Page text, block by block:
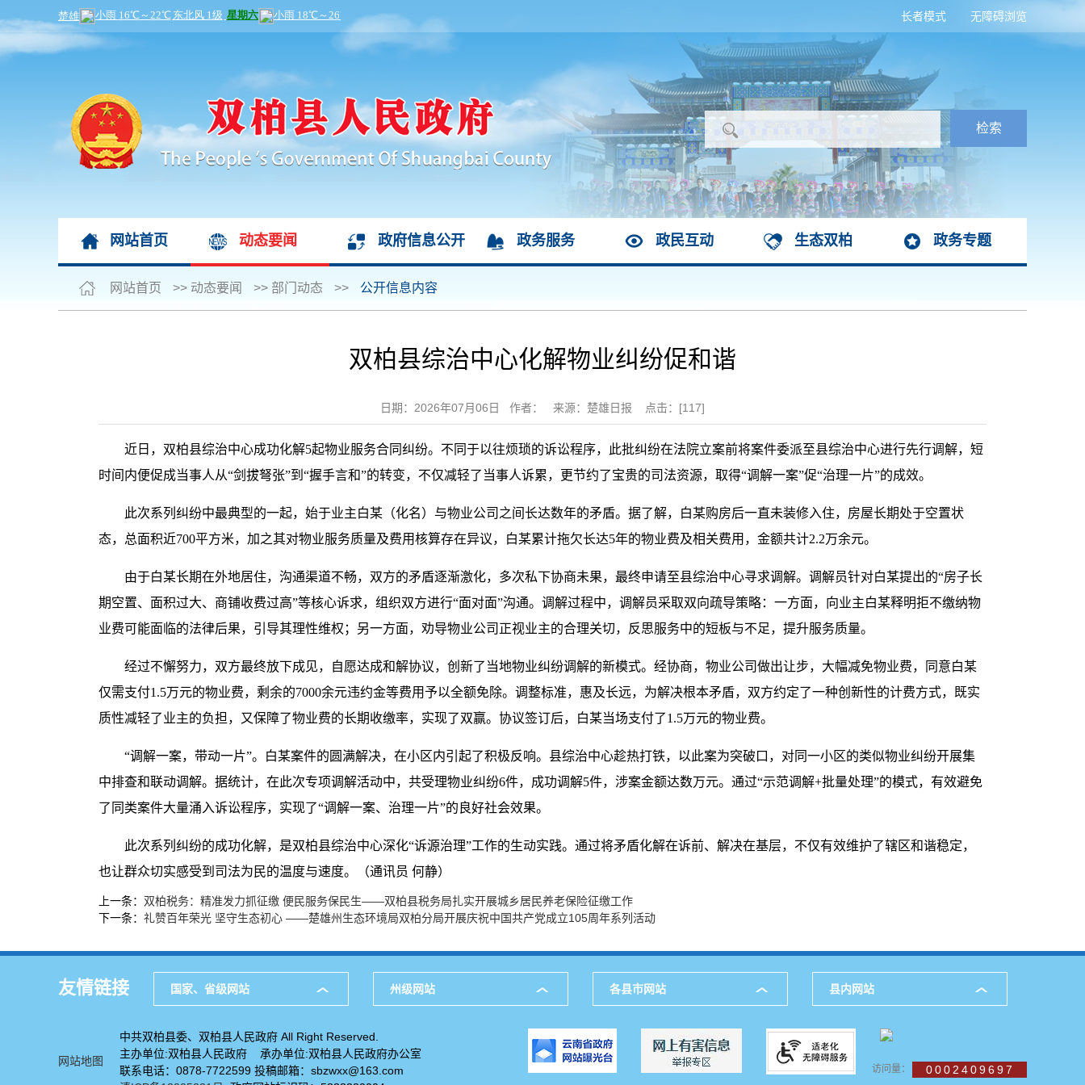
无障碍浏览
长者模式
网站首页 动态要闻 政府信息公开 政务服务 政民互动 生态双柏 政务专题
网站首页 >> 动态要闻 >> 部门动态 >> 公开信息内容
双柏县综治中心化解物业纠纷促和谐
日期：2026年07月06日 作者： 来源：楚雄日报 点击：[117]
近日，双柏县综治中心成功化解5起物业服务合同纠纷。不同于以往烦琐的诉讼程序，此批纠纷在法院立案前将案件委派至县综治中心进行先行调解，短
时间内便促成当事人从“剑拔弩张”到“握手言和”的转变，不仅减轻了当事人诉累，更节约了宝贵的司法资源，取得“调解一案”促“治理一片”的成效。
此次系列纠纷中最典型的一起，始于业主白某（化名）与物业公司之间长达数年的矛盾。据了解，白某购房后一直未装修入住，房屋长期处于空置状
态，总面积近700平方米，加之其对物业服务质量及费用核算存在异议，白某累计拖欠长达5年的物业费及相关费用，金额共计2.2万余元。
由于白某长期在外地居住，沟通渠道不畅，双方的矛盾逐渐激化，多次私下协商未果，最终申请至县综治中心寻求调解。调解员针对白某提出的“房子长
期空置、面积过大、商铺收费过高”等核心诉求，组织双方进行“面对面”沟通。调解过程中，调解员采取双向疏导策略：一方面，向业主白某释明拒不缴纳物
业费可能面临的法律后果，引导其理性维权；另一方面，劝导物业公司正视业主的合理关切，反思服务中的短板与不足，提升服务质量。
经过不懈努力，双方最终放下成见，自愿达成和解协议，创新了当地物业纠纷调解的新模式。经协商，物业公司做出让步，大幅减免物业费，同意白某
仅需支付1.5万元的物业费，剩余的7000余元违约金等费用予以全额免除。调整标准，惠及长远，为解决根本矛盾，双方约定了一种创新性的计费方式，既实
质性减轻了业主的负担，又保障了物业费的长期收缴率，实现了双赢。协议签订后，白某当场支付了1.5万元的物业费。
“调解一案，带动一片”。白某案件的圆满解决，在小区内引起了积极反响。县综治中心趁热打铁，以此案为突破口，对同一小区的类似物业纠纷开展集
中排查和联动调解。据统计，在此次专项调解活动中，共受理物业纠纷6件，成功调解5件，涉案金额达数万元。通过“示范调解+批量处理”的模式，有效避免
了同类案件大量涌入诉讼程序，实现了“调解一案、治理一片”的良好社会效果。
此次系列纠纷的成功化解，是双柏县综治中心深化“诉源治理”工作的生动实践。通过将矛盾化解在诉前、解决在基层，不仅有效维护了辖区和谐稳定，
也让群众切实感受到司法为民的温度与速度。（通讯员 何静）
上一条： 双柏税务：精准发力抓征缴 便民服务保民生——双柏县税务局扎实开展城乡居民养老保险征缴工作
下一条： 礼赞百年荣光 坚守生态初心 ——楚雄州生态环境局双柏分局开展庆祝中国共产党成立105周年系列活动
友情链接 国家、省级网站 州级网站 各县市网站 县内网站
网站地图
中共双柏县委、双柏县人民政府 All Right Reserved.
主办单位:双柏县人民政府 承办单位:双柏县人民政府办公室
联系电话：0878-7722599 投稿邮箱：sbzwxx@163.com
访问量： 0002409697